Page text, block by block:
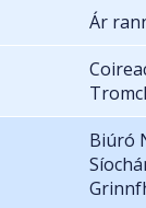
Ár
Biúró